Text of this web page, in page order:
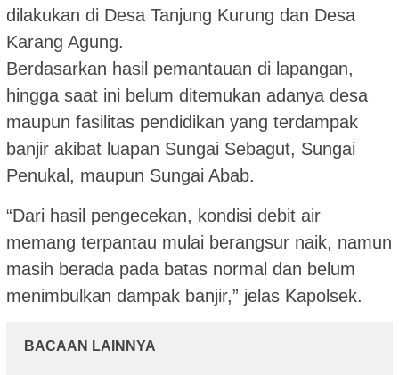
dilakukan di Desa Tanjung Kurung dan Desa
Karang Agung.
Berdasarkan hasil pemantauan di lapangan,
hingga saat ini belum ditemukan adanya desa
maupun fasilitas pendidikan yang terdampak
banjir akibat luapan Sungai Sebagut, Sungai
Penukal, maupun Sungai Abab.
“Dari hasil pengecekan, kondisi debit air
memang terpantau mulai berangsur naik, namun
masih berada pada batas normal dan belum
menimbulkan dampak banjir,” jelas Kapolsek.
BACAAN LAINNYA